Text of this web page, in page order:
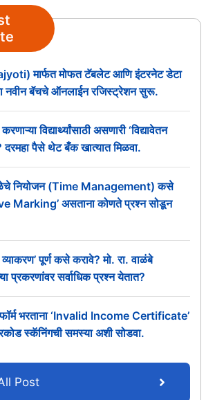
मार्फत मोफत टॅबलेट आणि इंटरनेट डेटा
नवीन बॅचचे ऑनलाईन रजिस्ट्रेशन सुरू.
विद्यार्थ्यांसाठी असणारी ‘विद्यावेतन
पैसे थेट बँक खात्यात मिळवा.
वेळेचे नियोजन (Time Management) कसे
Marking’ असताना कोणते प्रश्न सोडून
व्याकरण’ पूर्ण कसे करावे? मो. रा. वाळंबे
प्रकरणांवर सर्वाधिक प्रश्न येतात?
भरताना ‘Invalid Income Certificate’
स्कॅनिंगची समस्या अशी सोडवा.
Post